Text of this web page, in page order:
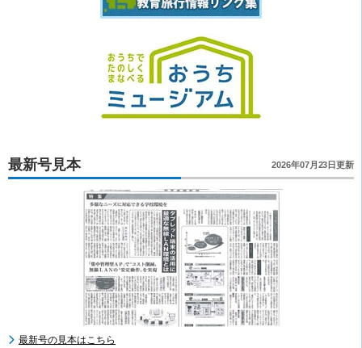
最新号見本 2026年07月23日更新
最新号の見本はこちら